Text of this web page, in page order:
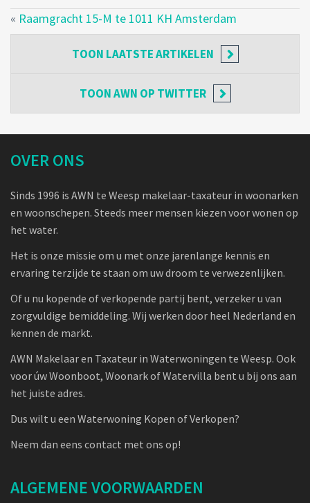
« Raamgracht 15-M te 1011 KH Amsterdam
TOON LAATSTE ARTIKELEN
TOONAWN OP TWITTER
OVER ONS
Sinds 1996 is AWN te Weesp makelaar-taxateur in woonarken
en woonschepen. Steeds meer mensen kiezen voor wonen op
het water.
Het is onze missie om u met onze jarenlange kennis en
ervaring terzijde te staan om uw droom te verwezenlijken.
Of u nu kopende of verkopende partij bent, verzeker u van
zorgvuldige bemiddeling. Wij werken door heel Nederland en
kennen de markt.
AWN Makelaar en Taxateur in Waterwoningen te Weesp. Ook
voor úw Woonboot, Woonark of Watervilla bent u bij ons aan
het juiste adres.
Dus wilt u een Waterwoning Kopen of Verkopen?
Neem dan eens contact met ons op!
ALGEMENE VOORWAARDEN